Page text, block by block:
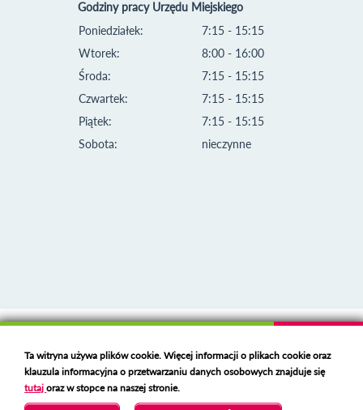
Godziny pracy Urzędu Miejskiego
Poniedziałek:
Wtorek:
Środa:
Czwartek:
Piątek:
Sobota:
7:15 - 15:15
8:00 - 16:00
7:15 - 15:15
7:15 - 15:15
7:15 - 15:15
nieczynne
Deklaracja dostępności
Polski serwer RBL
https://polspam.pl/
Copyright 2023 Urząd Miejski w Opolu Lubelskim
Ta witryna używa plików cookie. Więcej informacji o plikach cookie oraz
klauzula informacyjna o przetwarzaniu danych osobowych znajduje się
tutajoraz w stopce na naszej stronie.